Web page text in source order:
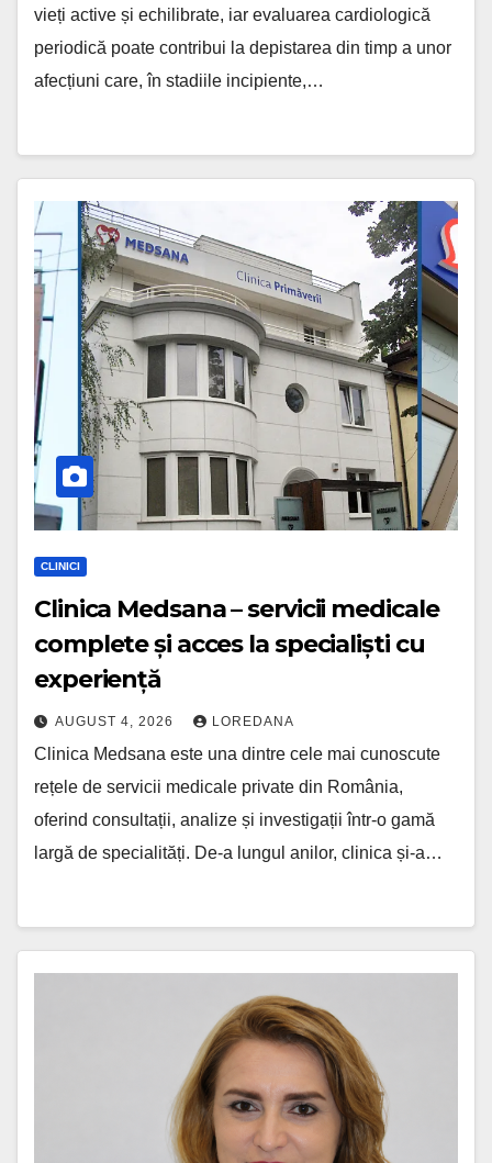
vieți active și echilibrate, iar evaluarea cardiologică
periodică poate contribui la depistarea din timp a unor
afecțiuni care, în stadiile incipiente,…
CLINICI
Clinica Medsana – servicii medicale
complete și acces la specialiști cu
experiență
AUGUST 4, 2026 LOREDANA
Clinica Medsana este una dintre cele mai cunoscute
rețele de servicii medicale private din România,
oferind consultații, analize și investigații într-o gamă
largă de specialități. De-a lungul anilor, clinica și-a…